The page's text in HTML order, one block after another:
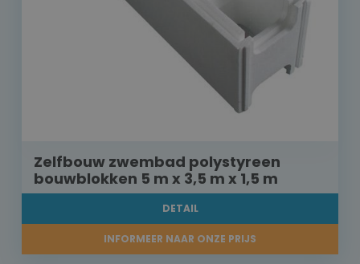
Zelfbouw zwembad polystyreen
bouwblokken 5 m x 3,5 m x 1,5 m
DETAIL
INFORMEER NAAR ONZE PRIJS